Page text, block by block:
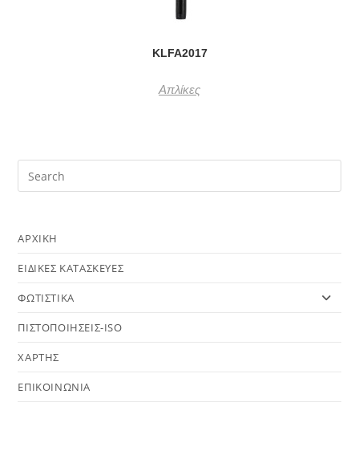
KLFA2017
Απλίκες
ΑΡΧΙΚΗ
ΕΙΔΙΚΕΣ ΚΑΤΑΣΚΕΥΕΣ
ΦΩΤΙΣΤΙΚΑ
ΠΙΣΤΟΠΟΙΗΣΕΙΣ-ISO
ΧΑΡΤΗΣ
ΕΠΙΚΟΙΝΩΝΙΑ